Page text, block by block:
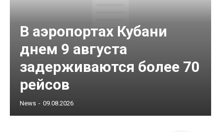
В аэропортах Кубани
днем 9 августа
задерживаются более 70
рейсов
News - 09.08.2026